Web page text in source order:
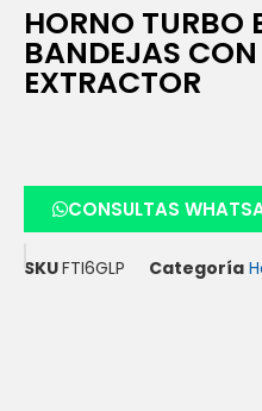
HORNO TURBO
BANDEJAS
EXTRACTOR
CONSULTAS
SKUFTI6GLP Categoría